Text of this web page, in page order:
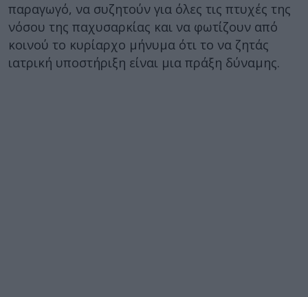
παραγωγό, να συζητούν για όλες τις πτυχές της
νόσου της παχυσαρκίας και να φωτίζουν από
κοινού το κυρίαρχο μήνυμα ότι το να ζητάς
ιατρική υποστήριξη είναι μια πράξη δύναμης.